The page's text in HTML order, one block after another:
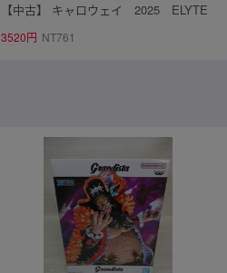
【中古】 キャロウェイ 2025 ELYTE
エリート ユーティリティ 4H （2
3520円 NT761